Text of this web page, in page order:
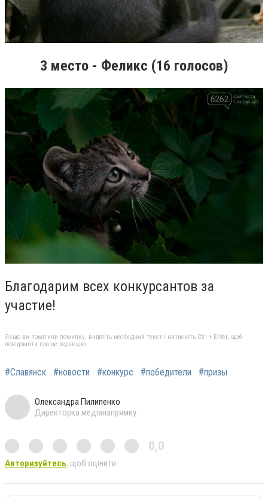
3 место - Феликс (16 голосов)
Благодарим всех конкурсантов за
участие!
Якщо ви помітили помилку, виділіть необхідний текст і натисніть Ctrl + Enter, щоб
повідомити про це редакцію
#Славянск #новости #конкурс #победители #призы
Олександра Пилипенко
Директорка медіанапрямку
0,0
Авторизуйтесь, щоб оцінити